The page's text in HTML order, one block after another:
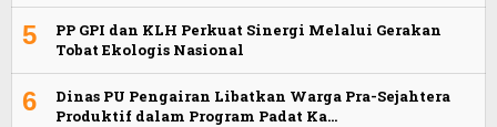
5
PP GPI dan KLH Perkuat Sinergi Melalui Gerakan
Tobat Ekologis Nasional
6
Dinas PU Pengairan Libatkan Warga Pra-Sejahtera
Produktif dalam Program Padat Ka…